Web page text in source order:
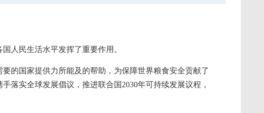
人民生活水平发挥了重要作用。
的国家提供力所能及的帮助，为保障世界粮食安全贡献了
落实全球发展倡议，推进联合国2030年可持续发展议程，